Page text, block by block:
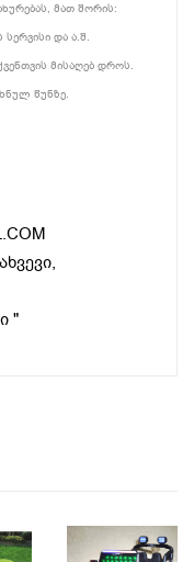
მათ შორის:
სერვისი და ა.შ.
მისაღებ დროს.
წუნზე.
"